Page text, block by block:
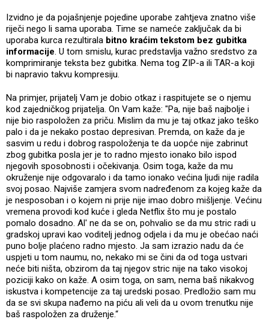
Izvidno je da pojašnjenje pojedine uporabe zahtjeva znatno više
riječi nego li sama uporaba. Time se nameće zaključak da bi
uporaba kurca rezultirala bitno kraćim tekstom bez gubitka
informacije. U tom smislu, kurac predstavlja važno sredstvo za
komprimiranje teksta bez gubitka. Nema tog ZIP-a ili TAR-a koji
bi napravio takvu kompresiju.
Na primjer, prijatelj Vam je dobio otkaz i raspitujete se o njemu
kod zajedničkog prijatelja. On Vam kaže: "Pa, nije baš najbolje i
nije bio raspoložen za priču. Mislim da mu je taj otkaz jako teško
palo i da je nekako postao depresivan. Premda, on kaže da je
sasvim u redu i dobrog raspoloženja te da uopće nije zabrinut
zbog gubitka posla jer je to radno mjesto ionako bilo ispod
njegovih sposobnosti i očekivanja. Osim toga, kaže da mu
okruženje nije odgovaralo i da tamo ionako većina ljudi nije radila
svoj posao. Najviše zamjera svom nadređenom za kojeg kaže da
je nesposoban i o kojem ni prije nije imao dobro mišljenje. Većinu
vremena provodi kod kuće i gleda Netflix što mu je postalo
pomalo dosadno. Al' ne da se on, pohvalio se da mu stric radi u
gradskoj upravi kao voditelj jednog odjela i da mu je obećao naći
puno bolje plaćeno radno mjesto. Ja sam izrazio nadu da će
uspjeti u tom naumu, no, nekako mi se čini da od toga ustvari
neće biti ništa, obzirom da taj njegov stric nije na tako visokoj
poziciji kako on kaže. A osim toga, on sam, nema baš nikakvog
iskustva i kompetencije za taj uredski posao. Predložio sam mu
da se svi skupa nađemo na piću ali veli da u ovom trenutku nije
baš raspoložen za druženje.“